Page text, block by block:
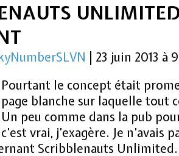
23 juin 2013 à
Pourtant le concept était
page blanche sur laquelle tout
Un peu comme dans la pub
c’est vrai, j’exagère. Je n’avais
Scribblenauts